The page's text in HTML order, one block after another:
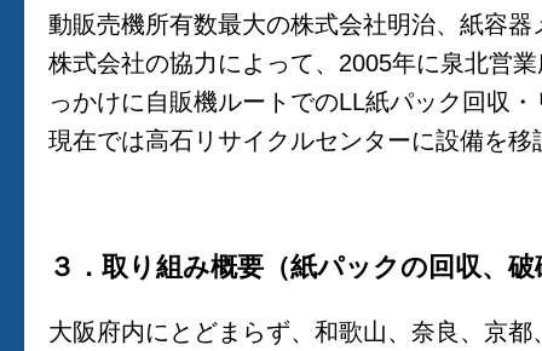
動販売機所有数最大の株式会社明治、紙容
株式会社の協力によって、2005年に泉北営
っかけに自販機ルートでのLL紙パック回収
現在では高石リサイクルセンターに設備を
３．取り組み概要（紙パックの回収、
大阪府内にとどまらず、和歌山、奈良、京